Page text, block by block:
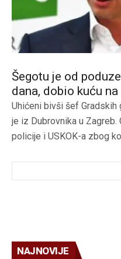
Šegotu je od
dana, dobio kuću na
Uhićeni bivši šef
je iz Dubrovnika u
policije i USKOK-a zbog
NAJNOVIJE